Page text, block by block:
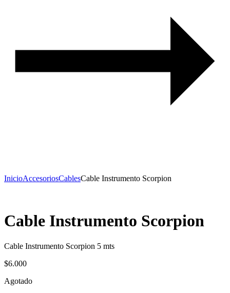
InicioAccesoriosCablesCable Instrumento Scorpion
Cable Instrumento Scorpion
Cable Instrumento Scorpion 5 mts
$6.000
Agotado